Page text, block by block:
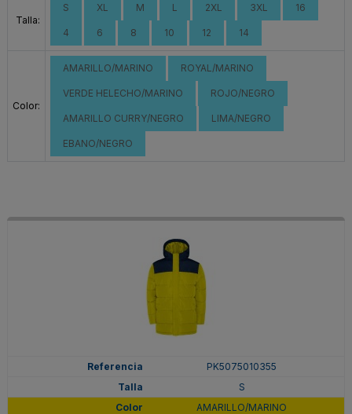
Talla:
S XL M L 2XL 3XL 16
4 6 8 10 12 14
Color:
AMARILLO/MARINO ROYAL/MARINO
VERDE HELECHO/MARINO ROJO/NEGRO
AMARILLO CURRY/NEGRO LIMA/NEGRO
EBANO/NEGRO
PK5075010355
S
AMARILLO/MARINO